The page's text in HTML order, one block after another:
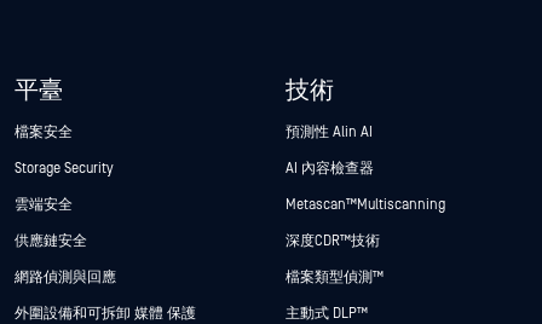
平臺
檔案安全
Storage Security
雲端安全
供應鏈安全
網路偵測與回應
外圍設備和可拆卸 媒體 保護
技術
預測性 Alin AI
AI 內容檢查器
Metascan™ Multiscanning
深度CDR™技術
檔案類型偵測™
主動式 DLP™